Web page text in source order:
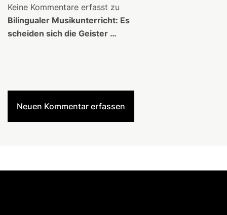
Keine Kommentare erfasst zu
Bilingualer Musikunterricht: Es
scheiden sich die Geister …
Neuen Kommentar erfassen